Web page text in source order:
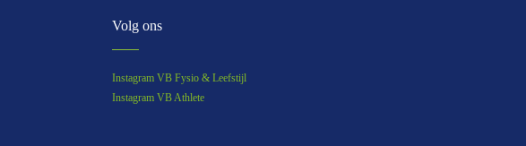
Volg ons
Instagram VB Fysio & Leefstijl
Instagram VB Athlete